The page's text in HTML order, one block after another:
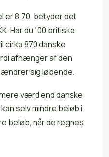
er 8,70, betyder det,
Har du 100 britiske
cirka 870 danske
afhænger af den
sig løbende.
værd end danske
selv mindre beløb i
beløb, når de regnes